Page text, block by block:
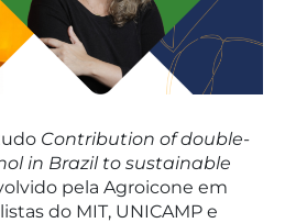
Contribution of double-
in Brazil to sustainable
pela Agroicone em
do MIT, UNICAMP e